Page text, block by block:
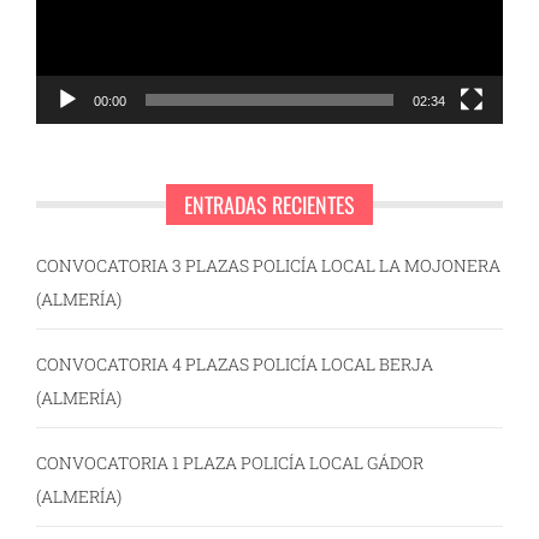
00:00 02:34
ENTRADAS RECIENTES
CONVOCATORIA 3 PLAZAS POLICÍA LOCAL LA MOJONERA
(ALMERÍA)
CONVOCATORIA 4 PLAZAS POLICÍA LOCAL BERJA
(ALMERÍA)
CONVOCATORIA 1 PLAZA POLICÍA LOCAL GÁDOR
(ALMERÍA)